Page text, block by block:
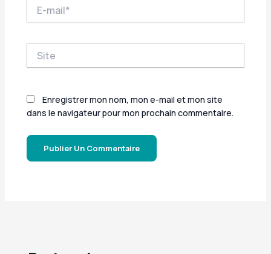
mail*
Enregistrer mon nom, mon e-mail et mon site
dans le navigateur pour mon prochain commentaire.